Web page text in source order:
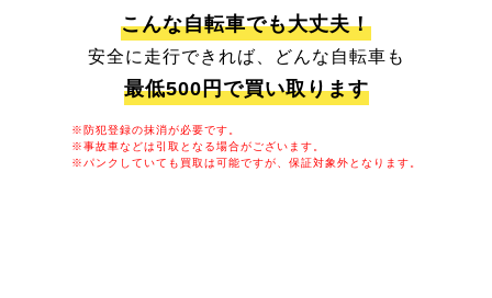
こんな自転車でも大丈夫！
安全に走行できれば、どんな自転車も
最低500円で買い取ります
※防犯登録の抹消が必要です。
※事故車などは引取となる場合がございます。
※パンクしていても買取は可能ですが、保証対象外となります。